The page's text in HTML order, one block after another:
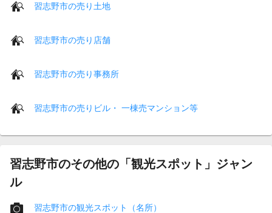
習志野市の売り土地
習志野市の売り店舗
習志野市の売り事務所
習志野市の売りビル・ 一棟売マンション等
習志野市のその他の「観光スポット」ジャン
ル
習志野市の観光スポット（名所）